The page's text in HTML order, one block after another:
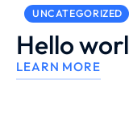
UNCATEGORIZED
Hello
LEARN MORE